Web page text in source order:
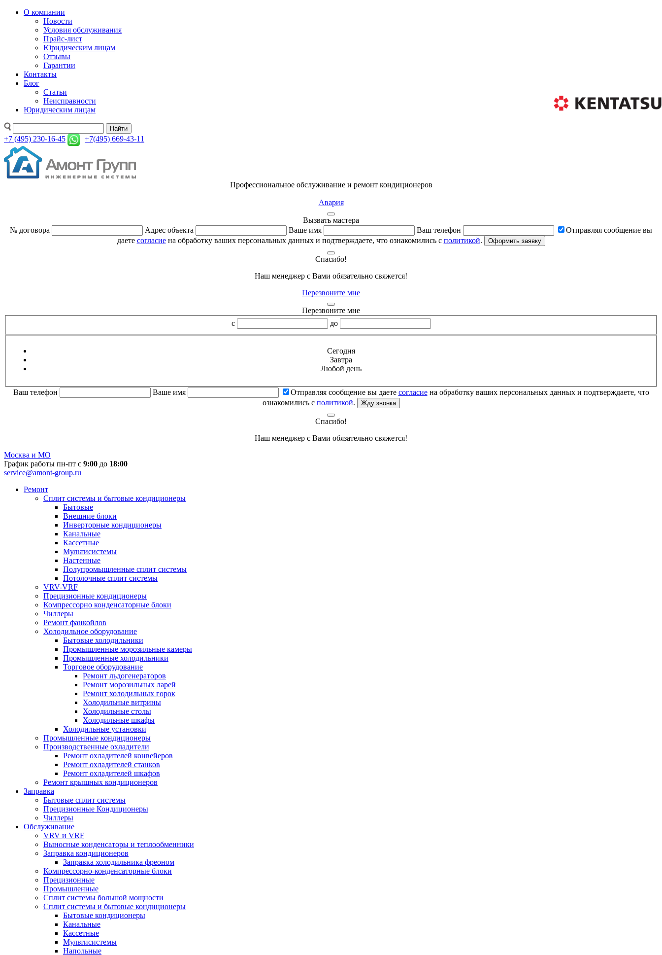
О компании
Новости
Условия обслуживания
Прайс-лист
Юридическим лицам
Отзывы
Гарантии
Контакты
Блог
Статьи
Неисправности
Юридическим лицам
Найти
+7 (495) 230-16-45 +7(495) 669-43-11
Профессиональное обслуживание и ремонт кондиционеров
Авария
Вызвать мастера
№ договора
Адрес объекта Ваше имя Ваш телефон
Отправляя сообщение вы
даете согласиена обработку ваших персональных данных и подтверждаете, что ознакомились с политикой. Оформить заявку
Спасибо!
Наш менеджер с Вами обязательно свяжется!
Перезвоните мне
Перезвоните мне
с
до
Сегодня
Завтра
Любой день
Ваш телефон Ваше имя Отправляя сообщение вы даете согласиена обработку ваших персональных данных и подтверждаете, что
ознакомились с политикой. Жду звонка
Спасибо!
Наш менеджер с Вами обязательно свяжется!
Москва и МО
График работы пн-пт с 9:00 до 18:00
service@amont-group.ru
Ремонт
Сплит системы и бытовые кондиционеры
Бытовые
Внешние блоки
Инверторные кондиционеры
Канальные
Кассетные
Мультисистемы
Настенные
Полупромышленные сплит системы
Потолочные сплит системы
VRV-VRF
Прецизионные кондиционеры
Компрессорно конденсаторные блоки
Чиллеры
Ремонт фанкойлов
Холодильное оборудование
Бытовые холодильники
Промышленные морозильные камеры
Промышленные холодильники
Торговое оборудование
Ремонт льдогенераторов
Ремонт морозильных ларей
Ремонт холодильных горок
Холодильные витрины
Холодильные столы
Холодильные шкафы
Холодильные установки
Промышленные кондиционеры
Производственные охладители
Ремонт охладителей конвейеров
Ремонт охладителей станков
Ремонт охладителей шкафов
Ремонт крышных кондиционеров
Заправка
Бытовые сплит системы
Прецизионные Кондиционеры
Чиллеры
Обслуживание
VRV и VRF
Выносные конденсаторы и теплообменники
Заправка кондиционеров
Заправка холодильника фреоном
Компрессорно-конденсаторные блоки
Прецизионные
Промышленные
Сплит системы большой мощности
Сплит системы и бытовые кондиционеры
Бытовые кондиционеры
Канальные
Кассетные
Мультисистемы
Напольные